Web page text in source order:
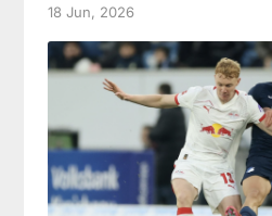
18 Jun, 2026